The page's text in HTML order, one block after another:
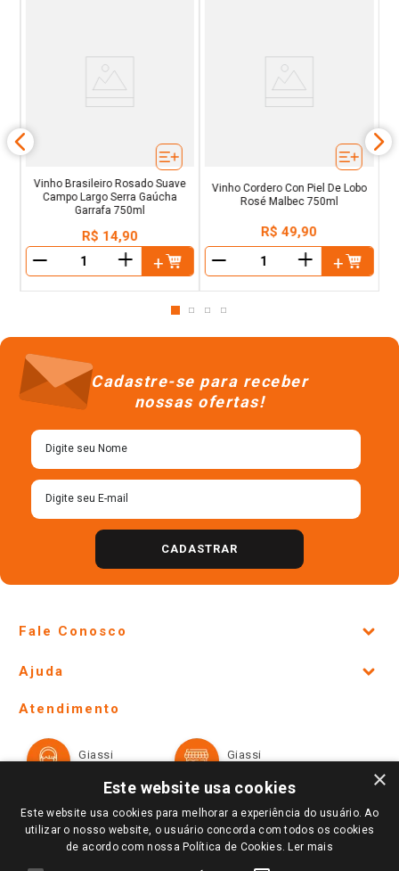
Vinho Brasileiro Rosado Suave
Campo Largo Serra Gaúcha
Garrafa 750ml
R$ 14,90
＋
Vinho Cordero Con Piel De Lobo
Rosé Malbec 750ml
R$ 49,90
＋
Cadastre-se para receber
nossas ofertas!
CADASTRAR
Fale Conosco
Lojas Físicas e Horários
Ofertas
Televendas
Notícias
Perguntas frequentes
Ajuda
Formas de Pagamento
Trocas e Devoluções
Atendimento
Giassi
Giassi
Redes Sociais
×
Este website usa cookies
Este website usa cookies para melhorar a experiência do usuário. Ao
utilizar o nosso website, o usuário concorda com todos os cookies
de acordo com nossa Política de Cookies. Ler mais